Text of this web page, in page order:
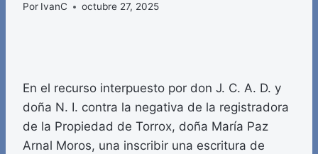
Por IvanC octubre 27, 2025
En el recurso interpuesto por don J. C. A. D. y
doña N. I. contra la negativa de la registradora
de la Propiedad de Torrox, doña María Paz
Arnal Moros, una inscribir una escritura de